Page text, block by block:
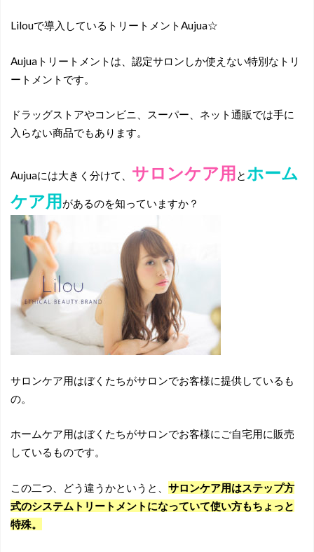
Lilouで導入しているトリートメントAujua☆
Aujuaトリートメントは、認定サロンしか使えない特別なトリ
ートメントです。
ドラッグストアやコンビニ、スーパー、ネット通販では手に
入らない商品でもあります。
Aujuaには大きく分けて、 サロンケア用 と ホーム
ケア用があるのを知っていますか？
サロンケア用はぼくたちがサロンでお客様に提供しているも
の。
ホームケア用はぼくたちがサロンでお客様にご自宅用に販売
しているものです。
この二つ、どう違うかというと、 サロンケア用はステップ方
式のシステムトリートメントになっていて使い方もちょっと
特殊。